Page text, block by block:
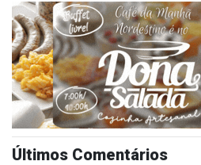
Últimos Comentários